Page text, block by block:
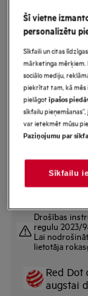
AirDry
(60cm)
Ražojuma
Priekšrocības
Izcila tīrīšanas
“EasyFlex Pro”:
Drošības
regulu 2023/
Lai
lietotāja
Red Dot
augstai
Šī vietne
personalizētu
Sīkfaili un citas
mārketinga
sociālo mediju,
piekrītat tam, kā
pielāgotīpašos
sīkfailu
var ietekmēt mūsu
Paziņojumu par
Sīkfailu